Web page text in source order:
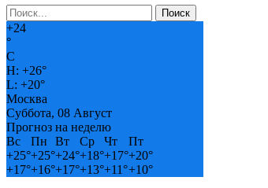
+24
°
C
H: +26°
L: +20°
Москва
Суббота, 08 Август
Прогноз на неделю
Вс
Пн Вт Ср Чт
Пт
+25°+25°+24°+18°+17°+20°
+17°+16°+17°+13°+11°+10°